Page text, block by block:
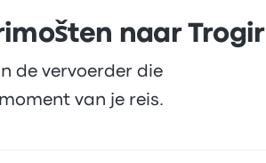
naar Trogir
de vervoerder die
van je reis.